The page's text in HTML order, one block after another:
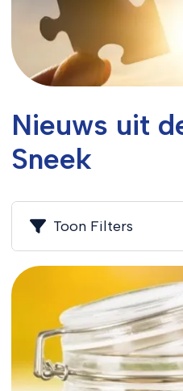
Nieuws uit
Sneek
Toon Filters